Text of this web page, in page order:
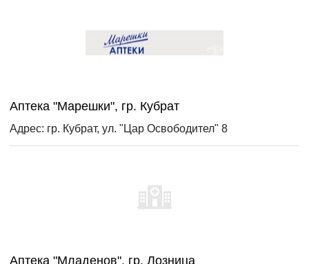
Аптека "Марешки", гр. Кубрат
Адрес: гр. Кубрат, ул. "Цар Освободител" 8
Аптека "Младенов", гр. Лозница